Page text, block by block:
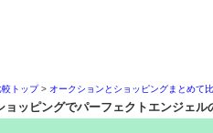
較トップ> オークションとショッピングまとめて
ョッピングでパーフェクトエンジェル